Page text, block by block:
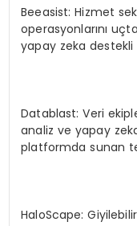
Beeasist: Hizmet
operasyonlarını
yapay zeka destekli
Datablast: Veri
analiz ve yapay
platformda sunan
HaloScape: